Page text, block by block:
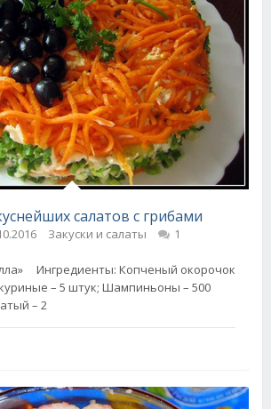
салатов с грибами
Закуски и салаты 1
Ингредиенты: Копченый окорочок
– 5 штук; Шампиньоны – 500
– 2